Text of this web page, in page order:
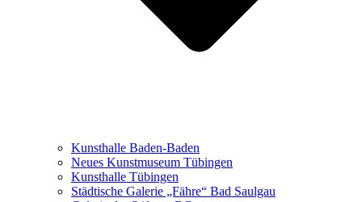
Was seither geschah
Kunstwettbewerbe, Ausschreibungen für Künstler
Kunsthalle Baden-Baden
Neues Kunstmuseum Tübingen
Kunsthalle Tübingen
Städtische Galerie „Fähre“ Bad Saulgau